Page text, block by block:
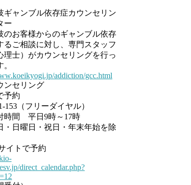
ギャンブル依存症カウンセリン
ー
のお客様からのギャンブル依存
るご相談に対し、専門スタッフ
理士）がカウンセリングを行っ
addiction/gcc.html
ンセリング
予約
153（フリーダイヤル）
時間 平日9時～17時
・日曜日・祝日・年末年始を除
イトで予約
direct_calendar.php?